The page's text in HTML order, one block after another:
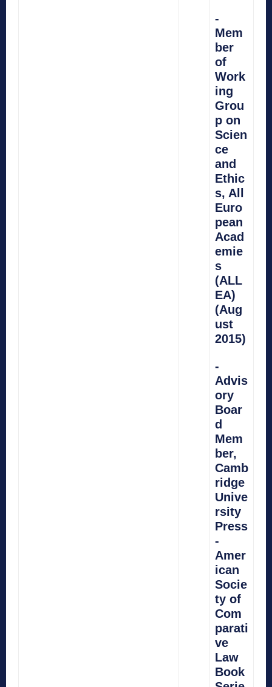
-
Mem
ber
of
Work
ing
Grou
p on
Scien
ce
and
Ethic
s, All
Euro
pean
Acad
emie
s
(ALL
EA)
(Aug
ust
2015)
-
Advis
ory
Boar
d
Mem
ber,
Camb
ridge
Unive
rsity
Press
-
Amer
ican
Socie
ty of
Com
parati
ve
Law
Book